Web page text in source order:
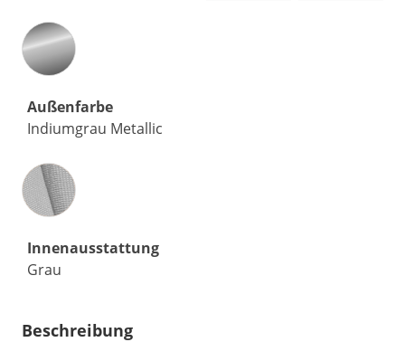
Außenfarbe
Indiumgrau Metallic
Innenausstattung
Innenausstattung
Grau
Beschreibung